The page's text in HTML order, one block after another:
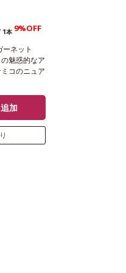
1本 9%OFF
ーネット
魅惑的なア
コのニュア
モンドを含
んだラムラ
タ、ロース
グロアマー
ィンテージ
り価格が同様
ージに変更
加